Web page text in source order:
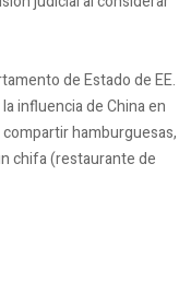
de Estado de EE.
influencia de China en
hamburguesas,
chifa (restaurante de